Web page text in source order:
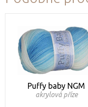
Puffy baby NGM
akrylová příze